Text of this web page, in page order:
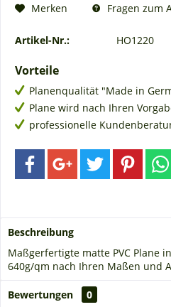
Merken Fragen zum
Artikel-Nr.: HO1220
Vorteile
Planenqualität "Made in
Plane wird nach Ihren
professionelle
Beschreibung
Maßgerfertigte matte PVC Plane
640g/qm nach Ihren Maßen und
Bewertungen
0